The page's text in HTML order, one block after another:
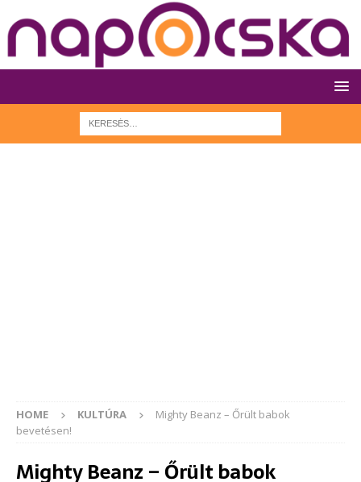
HOME KULTÚRA
Mighty Beanz – Őrült babok
bevetésen!
Mighty Beanz – Őrült babok